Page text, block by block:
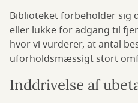
Biblioteket forbeholder sig
eller lukke for adgang til
hvor vi vurderer, at antal
uforholdsmæssigt stort
Inddrivelse af